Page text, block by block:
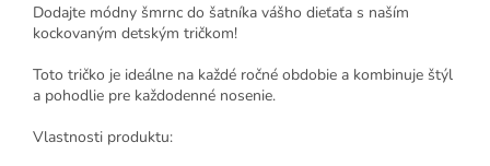
Dodajte módny šmrnc do šatníka vášho dieťaťa s naším
kockovaným detským tričkom!
Toto tričko je ideálne na každé ročné obdobie a kombinuje štýl
a pohodlie pre každodenné nosenie.
Vlastnosti produktu: